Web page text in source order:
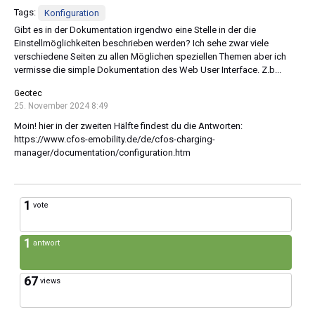
Tags:
Konfiguration
Gibt es in der Dokumentation irgendwo eine Stelle in der die
Einstellmöglichkeiten beschrieben werden? Ich sehe zwar viele
verschiedene Seiten zu allen Möglichen speziellen Themen aber ich
vermisse die simple Dokumentation des Web User Interface. Z.b...
Geotec
25. November 2024 8:49
Moin! hier in der zweiten Hälfte findest du die Antworten:
https://www.cfos-emobility.de/de/cfos-charging-
manager/documentation/configuration.htm
1 vote
1 antwort
67 views